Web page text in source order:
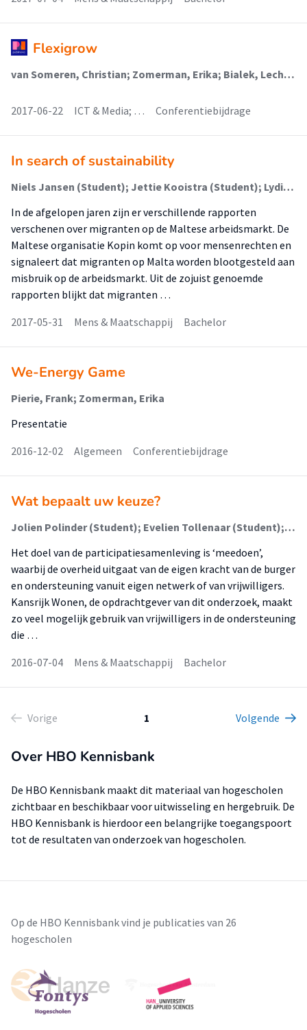
Flexigrow
van Someren, Christian; Zomerman, Erika; Bialek, Lech (New Business & Ict)
2017-06-22 ICT & Media; … Conferentiebijdrage
In search of sustainability
Niels Jansen (Student); Jettie Kooistra (Student); Lydia Kreuger (Student); Henk Schoon (Student); Jaap Roose (Begeleider); Erika Holthuizen (Begeleider)
In de afgelopen jaren zijn er verschillende rapporten
verschenen over migranten op de Maltese arbeidsmarkt. De
Maltese organisatie Kopin komt op voor mensenrechten en
signaleert dat migranten op Malta worden blootgesteld aan
misbruik op de arbeidsmarkt. Uit de zojuist genoemde
rapporten blijkt dat migranten …
2017-05-31
Mens & Maatschappij Bachelor
We-Energy Game
Pierie, Frank; Zomerman, Erika
Presentatie
2016-12-02
Algemeen Conferentiebijdrage
Wat bepaalt uw keuze?
Jolien Polinder (Student); Evelien Tollenaar (Student); Bart Biersteker (Student); Sandra van de Berg (Student); Marja Jager-Vreugdenhil (Begeleider); Erika Holthuizen (Begeleider)
Het doel van de participatiesamenleving is ‘meedoen’,
waarbij de overheid uitgaat van de eigen kracht van de burger
en ondersteuning vanuit eigen netwerk of van vrijwilligers.
Kansrijk Wonen, de opdrachtgever van dit onderzoek, maakt
zo veel mogelijk gebruik van vrijwilligers in de ondersteuning
die …
2016-07-04
Mens & Maatschappij Bachelor
Vorige 1 Volgende
Over HBO Kennisbank
De HBO Kennisbank maakt dit materiaal van hogescholen
zichtbaar en beschikbaar voor uitwisseling en hergebruik. De
HBO Kennisbank is hierdoor een belangrijke toegangspoort
tot de resultaten van onderzoek van hogescholen.
Op de HBO Kennisbank vind je publicaties van 26
hogescholen